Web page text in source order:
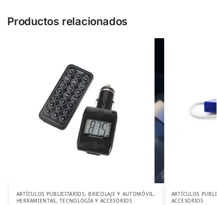
Productos relacionados
ARTÍCULOS PUBLICITARIOS, BRICOLAJE Y AUTOMÓVIL,
HERRAMIENTAS, TECNOLOGÍA Y ACCESORIOS
ARTÍCULOS
ACCESORIOS